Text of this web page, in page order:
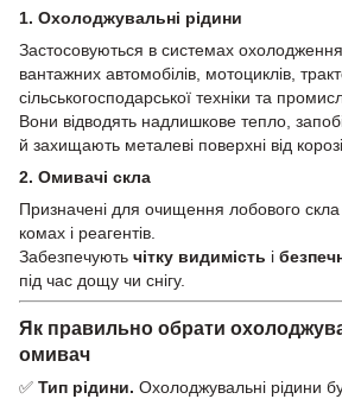
1. Охолоджувальні рідини
Застосовуються в системах охолодження
вантажних автомобілів, мотоциклів,
сільськогосподарської техніки та
Вони відводять надлишкове тепло,
й захищають металеві поверхні від
2. Омивачі скла
Призначені для очищення лобового скла
комах і реагентів.
Забезпечують чітку видимість і
під час дощу чи снігу.
Як правильно обрати
омивач
✅ Тип рідини. Охолоджувальні рідини